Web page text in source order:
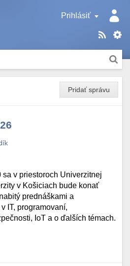
Prihlásiť
Pridať správu
sa v priestoroch Univerzitnej
v Košiciach bude konať
prednáškami a
IT, programovaní,
IoT a o ďalších témach.